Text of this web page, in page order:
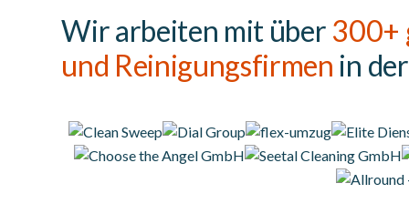
Wir arbeiten mit über 300+
und Reinigungsfirmen in